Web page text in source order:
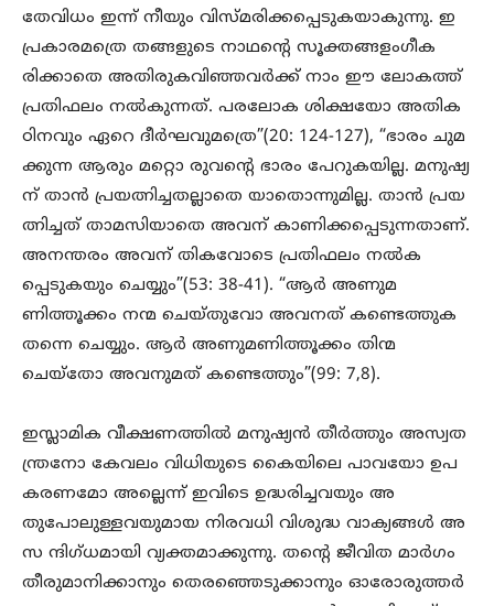
തേവിധം ഇന്ന് നീയും വിസ്മരിക്കപ്പെടുകയാകുന്നു. ഇ
പ്രകാരമത്രെ തങ്ങളുടെ നാഥന്റെ സൂക്തങ്ങളംഗീക
രിക്കാതെ അതിരുകവിഞ്ഞവർക്ക് നാം ഈ ലോകത്ത്
പ്രതിഫലം നൽകുന്നത്. പരലോക ശിക്ഷയോ അതിക
ഠിനവും ഏറെ ദീർഘവുമത്രെ”(20: 124-127), “ഭാരം ചുമ
ക്കുന്ന ആരും മറ്റൊ രുവന്റെ ഭാരം പേറുകയില്ല. മനുഷ്യ
ന് താൻ പ്രയത്നിച്ചതല്ലാതെ യാതൊന്നുമില്ല. താൻ പ്രയ
ത്നിച്ചത് താമസിയാതെ അവന് കാണിക്കപ്പെടുന്നതാണ്.
അനന്തരം അവന് തികവോടെ പ്രതിഫലം നൽക
പ്പെടുകയും ചെയ്യും”(53: 38-41). “ആർ അണുമ
ണിത്തൂക്കം നന്മ ചെയ്തുവോ അവനത് കണ്ടെത്തുക
തന്നെ ചെയ്യും. ആർ അണുമണിത്തൂക്കം തിന്മ
ചെയ്തോ അവനുമത് കണ്ടെത്തും”(99: 7,8).
ഇസ്ലാമിക വീക്ഷണത്തിൽ മനുഷ്യൻ തീർത്തും അസ്വത
ന്ത്രനോ കേവലം വിധിയുടെ കൈയിലെ പാവയോ ഉപ
കരണമോ അല്ലെന്ന് ഇവിടെ ഉദ്ധരിച്ചവയും അ
തുപോലുള്ളവയുമായ നിരവധി വിശുദ്ധ വാക്യങ്ങൾ അ
സ ന്ദിഗ്ധമായി വ്യക്തമാക്കുന്നു. തന്റെ ജീവിത മാർഗം
തീരുമാനിക്കാനും തെരഞ്ഞെടുക്കാനും ഓരോരുത്തർ